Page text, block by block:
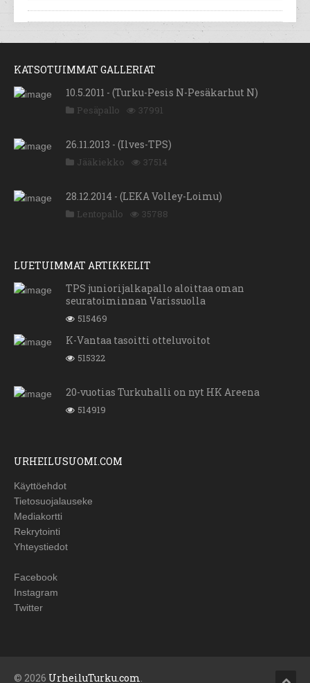
KATSOTUIMMAT GALLERIAT
10.5.2011 - (Turku-Pesis N-Pesäkarhut N)
Pesäpallo 37991
26.11.2013 - (Ilves-TPS)
Jääkiekko 37514
28.12.2014 - (LEKA Volley-Loimu)
Lentopallo 35788
LUETUIMMAT ARTIKKELIT
TPS juniorijalkapallo aloittaa oman
seuratoiminnan Varissuolla
515469
K-Vantaa tasoitti otteluvoitot
515322
20-vuotias Turkuhalli on nyt HK Areena
514919
URHEILUSUOMI.COM
Käyttöehdot
Tietosuojalauseke
Mediakortti
Rekrytointi
Yhteystiedot
Facebook
Instagram
Twitter
© 2026 UrheiluTurku.com